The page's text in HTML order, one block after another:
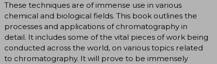
These techniques are of immense use in various
chemical and biological fields. This book outlines the
processes and applications of chromatography in
detail. It includes some of the vital pieces of work being
conducted across the world, on various topics related
to chromatography. It will prove to be immensely